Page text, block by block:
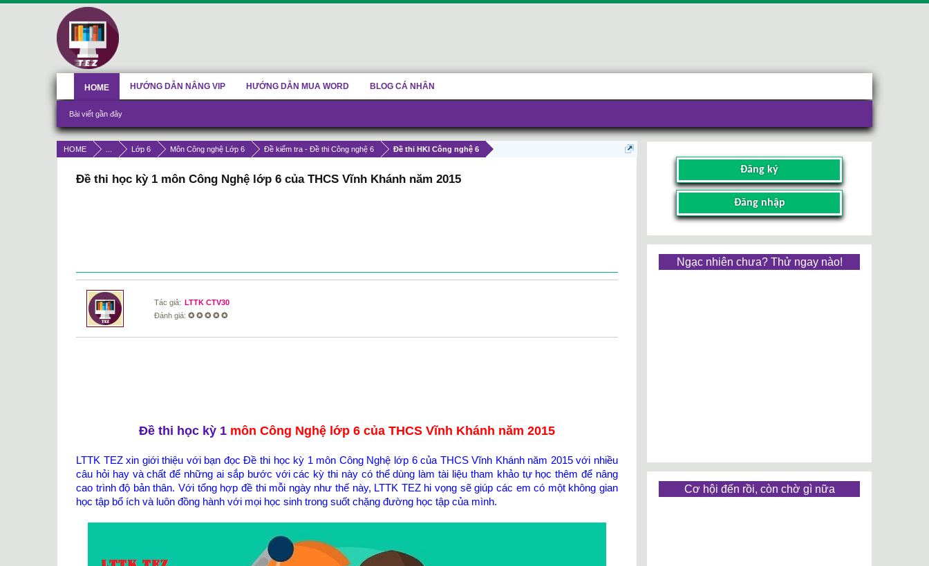
HOME Lớp 6 Môn Công nghệ Lớp 6 Đề kiểm tra - Đề thi Công nghệ 6 Đề thi HKI Công nghệ 6
Đề thi học kỳ 1 môn Công Nghệ lớp 6 của THCS Vĩnh Khánh năm 2015
Tác giả: LTTK CTV30
Đánh giá: ✪ ✪ ✪ ✪ ✪
Đề thi học kỳ 1 môn Công Nghệ lớp 6 của THCS Vĩnh Khánh năm 2015
LTTK TEZ xin giới thiệu với bạn đọc Đề thi học kỳ 1 môn Công Nghệ lớp 6 của THCS Vĩnh Khánh năm 2015 với nhiều
câu hỏi hay và chất để những ai sắp bước với các kỳ thi này có thể dùng làm tài liệu tham khảo tự học thêm để nâng
cao trình độ bản thân. Với tổng hợp đề thi mỗi ngày như thế này, LTTK TEZ hi vọng sẽ giúp các em có một không gian
học tập bổ ích và luôn đồng hành với mọi học sinh trong suốt chặng đường học tập của mình.
Đăng ký
Đăng nhập
Ngạc nhiên chưa? Thử ngay nào!
Cơ hội đến rồi, còn chờ gì nữa
HOME
Bài viết gần đây
HƯỚNG DẪN NÂNG VIP HƯỚNG DẪN MUA WORD BLOG CÁ NHÂN